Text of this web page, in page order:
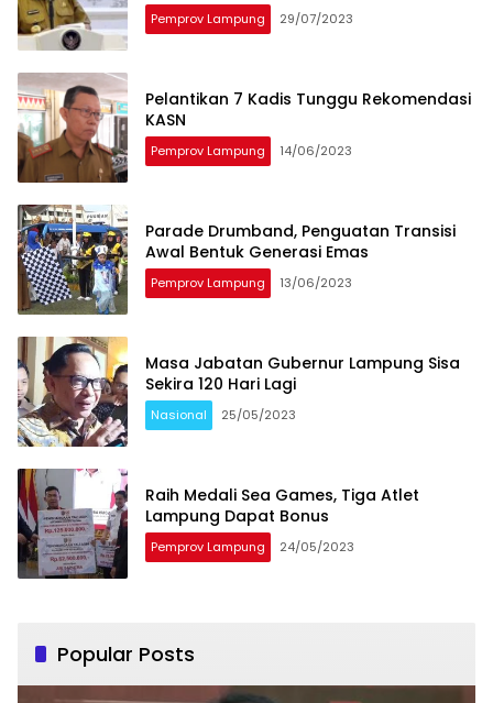
Pemprov Lampung 29/07/2023
Pelantikan 7 Kadis Tunggu Rekomendasi
KASN
Pemprov Lampung 14/06/2023
Parade Drumband, Penguatan Transisi
Awal Bentuk Generasi Emas
Pemprov Lampung 13/06/2023
Masa Jabatan Gubernur Lampung Sisa
Sekira 120 Hari Lagi
Nasional 25/05/2023
Raih Medali Sea Games, Tiga Atlet
Lampung Dapat Bonus
Pemprov Lampung 24/05/2023
Popular Posts